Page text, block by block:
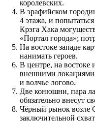
королевских.
В эрафийском
4 этажа, и
Крэга Хака
«Портал города»;
На востоке западе
нанимать героев.
В центре, на востоке
внешними локациями
и волчье логово.
Две конюшни, пара
обязательно внесут
Чёрный рынок возле
заключительной